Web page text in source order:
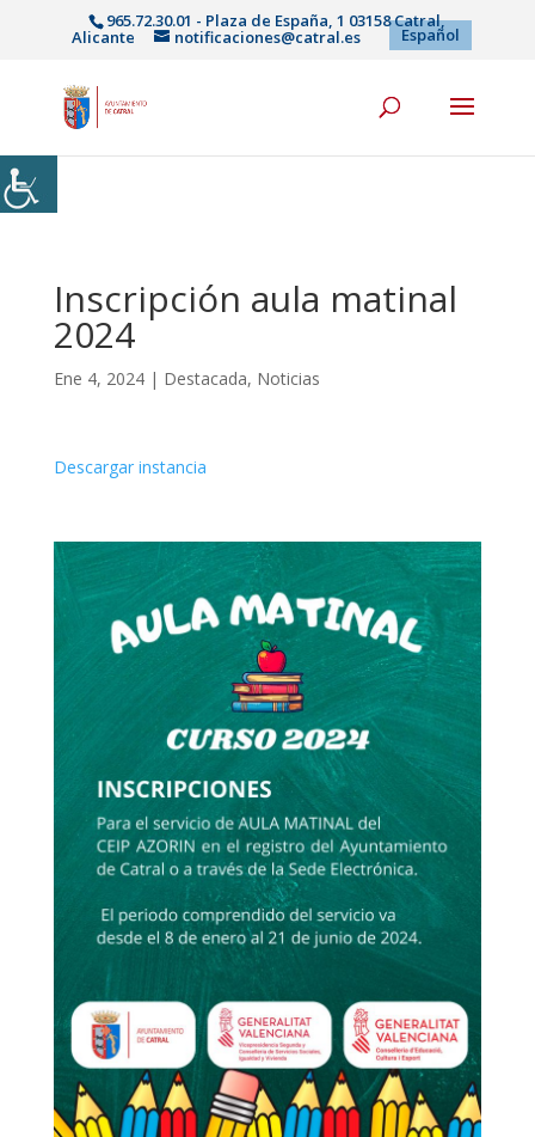
965.72.30.01 - Plaza de España, 1 03158 Catral,
Alicante notificaciones@catral.es Español
Inscripción aula matinal
2024
Ene 4, 2024| Destacada, Noticias
Descargar instancia